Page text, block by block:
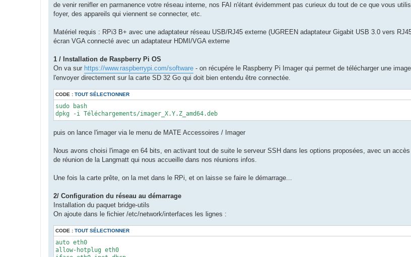
a
g
e
de venir renifler en parmanence votre réseau interne, nos FAI n'étant évidemment pas curieux du tout de ce que vous
foyer, des appareils qui viennent se connecter, etc.
Matériel requis : RPi3 B+ avec une adaptateur réseau USB/RJ45 externe (UGREEN adaptateur Gigabit USB 3.0 vers
écran VGA connecté avec un adaptateur HDMI/VGA externe
1 / Installation de Raspberry Pi OS
On va sur https://www.raspberrypi.com/software - on récupére le Raspberry Pi Imager qui permet de télécharger une
l'envoyer directement sur la carte SD 32 Go qui doit bien entendu être connectée.
CODE : TOUT SÉLECTIONNER
sudo bash
dpkg -i Téléchargements/imager_X.Y.Z_amd64.deb
puis on lance l'imager via le menu de MATE Accessoires / Imager
Nous avons choisi l'image en 64 bits, en activant tout de suite le serveur SSH dans les options proposées, avec un
de réunion de la Langmatt qui nous accueille dans nos réunions infos.
Une fois la carte prête, on la met dans le RPi, et on laisse se faire le démarrage...
2/ Configuration du réseau au démarrage
Installation du paquet bridge-utils
On ajoute dans le fichier /etc/network/interfaces les lignes :
CODE : TOUT SÉLECTIONNER
auto eth0
allow-hotplug eth0